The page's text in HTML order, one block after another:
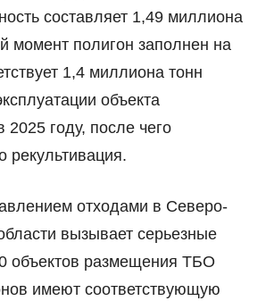
составляет 1,49 миллиона
момент полигон заполнен на
1,4 миллиона тонн
объекта
2025 году, после чего
рекультивация.
отходами в Северо-
вызывает серьезные
объектов размещения ТБО
имеют соответствующую